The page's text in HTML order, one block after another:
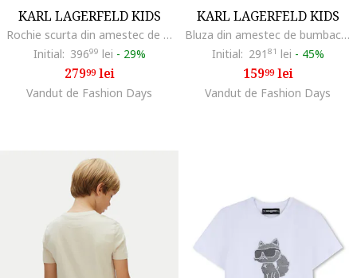
KARL LAGERFELD KIDS
Rochie scurta din amestec de bumbac cu logo, Negru
Initial: 39699 lei - 29%
27999lei
Vandut de Fashion Days
KARL LAGERFELD KIDS
Bluza din amestec de bumbac cu imprimeu logo, Alb/Negru
Initial: 291 81 lei - 45%
15999lei
Vandut de Fashion Days